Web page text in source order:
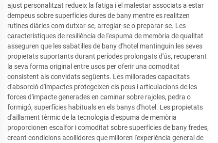
ajust personalitzat redueix la fatiga i el malestar associats a estar
dempeus sobre superfícies dures de bany mentre es realitzen
rutines diàries com dutxar-se, arreglar-se o preparar-se. Les
característiques de resiliència de l'espuma de memòria de qualitat
asseguren que les sabatilles de bany d'hotel mantinguin les seves
propietats suportants durant períodes prolongats d'ús, recuperant
la seva forma original entre usos per oferir una comoditat
consistent als convidats següents. Les millorades capacitats
d'absorció d'impactes protegeixen els peus i articulacions de les
forces d'impacte generades en caminar sobre rajoles, pedra o
formigó, superfícies habituals en els banys d'hotel. Les propietats
d'aïllament tèrmic de la tecnologia d'espuma de memòria
proporcionen escalfor i comoditat sobre superfícies de bany fredes,
creant condicions acollidores que milloren l'experiència general de